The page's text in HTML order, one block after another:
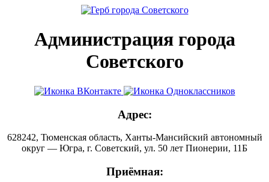
Администрация города
Советского
Адрес:
628242, Тюменская область, Ханты-Мансийский автономный
округ — Югра, г. Советский, ул. 50 лет Пионерии, 11Б
Приёмная: